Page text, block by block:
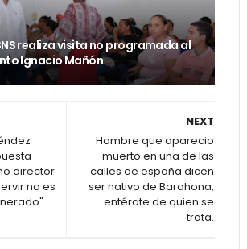
realiza visita no programada al
Ignacio Mañón
NEXT
Hombre que aparecio
muerto en una de las
calles de españa dicen
ser nativo de Barahona,
entérate de quien se
trata.
director
no es